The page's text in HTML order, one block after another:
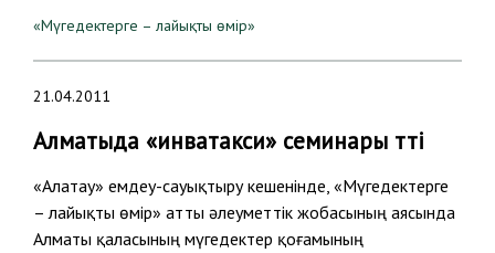
«Мүгедектерге – лайықты өмір»
21.04.2011
Алматыда «инватакси» семинары өтті
«Алатау» емдеу-сауықтыру кешенінде, «Мүгедектерге
– лайықты өмір» атты әлеуметтік жобасының аясында
Алматы қаласының мүгедектер қоғамының